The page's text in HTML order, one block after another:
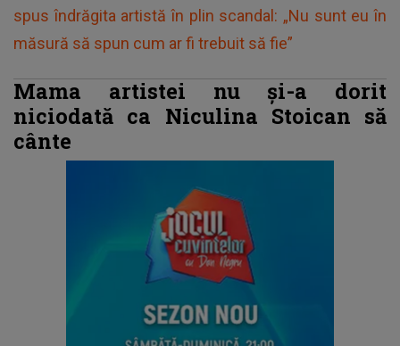
spus îndrăgita artistă în plin scandal: „Nu sunt eu în
măsură să spun cum ar fi trebuit să fie”
Mama artistei nu și-a dorit
niciodată ca Niculina Stoican să
cânte